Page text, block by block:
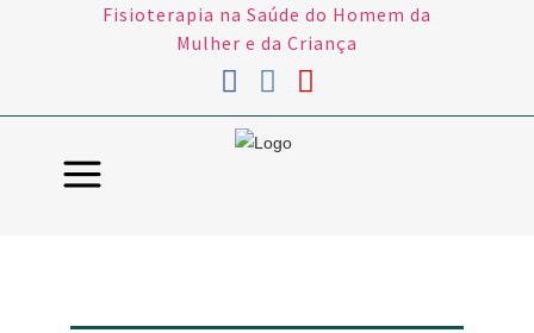
Fisioterapia na Saúde do Homem da
Mulher e da Criança